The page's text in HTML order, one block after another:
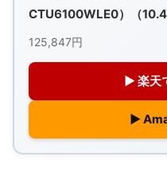
CTU6100WLE0）（10.4
125,847円
▶ 楽天
▶